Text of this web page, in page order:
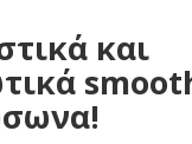
και